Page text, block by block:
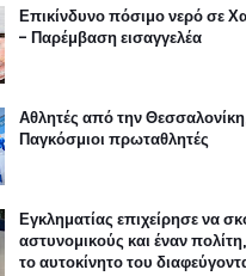
Επικίνδυνο πόσιμο νερό σε
- Παρέμβαση εισαγγελέα
Αθλητές από την
Παγκόσμιοι πρωταθλητές
Εγκληματίας επιχείρησε να
αστυνομικούς και έναν
το αυτοκίνητο του